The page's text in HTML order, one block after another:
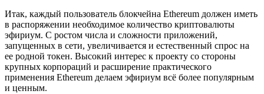
Итак, каждый пользователь блокчейна Ethereum должен иметь
в распоряжении необходимое количество криптовалюты
эфириум. С ростом числа и сложности приложений,
запущенных в сети, увеличивается и естественный спрос на
ее родной токен. Высокий интерес к проекту со стороны
крупных корпораций и расширение практического
применения Ethereum делаем эфириум всё более популярным
и ценным.